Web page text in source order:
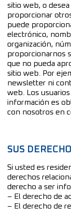
sitio web, o
proporcionar
puede
electrónico,
organización,
proporcionarnos
que no pueda
sitio web. Por
newsletter ni
web. Los
información es
con nosotros en
SUS
Si usted es
derechos
derecho a ser
– El derecho de
– El derecho de